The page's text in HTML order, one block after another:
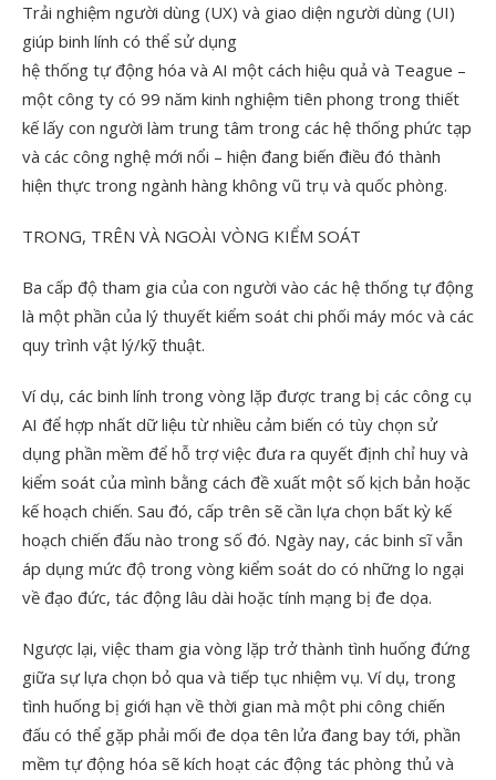
Trải nghiệm người dùng (UX) và giao diện người dùng (UI)
giúp binh lính có thể sử dụng
hệ thống tự động hóa và AI một cách hiệu quả và Teague –
một công ty có 99 năm kinh nghiệm tiên phong trong thiết
kế lấy con người làm trung tâm trong các hệ thống phức tạp
và các công nghệ mới nổi – hiện đang biến điều đó thành
hiện thực trong ngành hàng không vũ trụ và quốc phòng.
TRONG, TRÊN VÀ NGOÀI VÒNG KIỂM SOÁT
Ba cấp độ tham gia của con người vào các hệ thống tự động
là một phần của lý thuyết kiểm soát chi phối máy móc và các
quy trình vật lý/kỹ thuật.
Ví dụ, các binh lính trong vòng lặp được trang bị các công cụ
AI để hợp nhất dữ liệu từ nhiều cảm biến có tùy chọn sử
dụng phần mềm để hỗ trợ việc đưa ra quyết định chỉ huy và
kiểm soát của mình bằng cách đề xuất một số kịch bản hoặc
kế hoạch chiến. Sau đó, cấp trên sẽ cần lựa chọn bất kỳ kế
hoạch chiến đấu nào trong số đó. Ngày nay, các binh sĩ vẫn
áp dụng mức độ trong vòng kiểm soát do có những lo ngại
về đạo đức, tác động lâu dài hoặc tính mạng bị đe dọa.
Ngược lại, việc tham gia vòng lặp trở thành tình huống đứng
giữa sự lựa chọn bỏ qua và tiếp tục nhiệm vụ. Ví dụ, trong
tình huống bị giới hạn về thời gian mà một phi công chiến
đấu có thể gặp phải mối đe dọa tên lửa đang bay tới, phần
mềm tự động hóa sẽ kích hoạt các động tác phòng thủ và